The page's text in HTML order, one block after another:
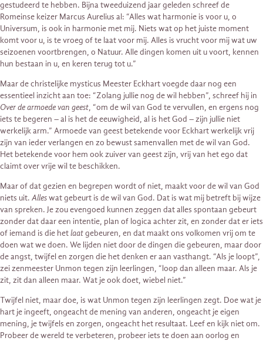
gestudeerd te hebben. Bijna tweeduizend jaar geleden schreef de
Romeinse keizer Marcus Aurelius al: “Alles wat harmonie is voor u, o
Universum, is ook in harmonie met mij. Niets wat op het juiste moment
komt voor u, is te vroeg of te laat voor mij. Alles is vrucht voor mij wat uw
seizoenen voortbrengen, o Natuur. Alle dingen komen uit u voort, kennen
hun bestaan in u, en keren terug tot u.”
Maar de christelijke mysticus Meester Eckhart voegde daar nog een
essentieel inzicht aan toe: “Zolang jullie nog de wil hebben”, schreef hij in
Over de armoede van geest, “om de wil van God te vervullen, en ergens nog
iets te begeren – al is het de eeuwigheid, al is het God – zijn jullie niet
werkelijk arm.” Armoede van geest betekende voor Eckhart werkelijk vrij
zijn van ieder verlangen en zo bewust samenvallen met de wil van God.
Het betekende voor hem ook zuiver van geest zijn, vrij van het ego dat
claimt over vrije wil te beschikken.
Maar of dat gezien en begrepen wordt of niet, maakt voor de wil van God
niets uit. Alleswat gebeurt is de wil van God. Dat is wat mij betreft bij wijze
van spreken. Je zou evengoed kunnen zeggen dat alles spontaan gebeurt
zonder dat daar een intentie, plan of logica achter zit, en zonder dat er iets
of iemand is die hetlaatgebeuren, en dat maakt ons volkomen vrij om te
doen wat we doen. We lijden niet door de dingen die gebeuren, maar door
de angst, twijfel en zorgen die het denken er aan vasthangt. “Als je loopt”,
zei zenmeester Unmon tegen zijn leerlingen, “loop dan alleen maar. Als je
zit, zit dan alleen maar. Wat je ook doet, wiebel niet.”
Twijfel niet, maar doe, is wat Unmon tegen zijn leerlingen zegt. Doe wat je
hart je ingeeft, ongeacht de mening van anderen, ongeacht je eigen
mening, je twijfels en zorgen, ongeacht het resultaat. Leef en kijk niet om.
Probeer de wereld te verbeteren, probeer iets te doen aan oorlog en